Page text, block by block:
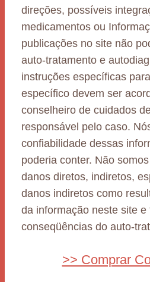
direções, possíveis
medicamentos ou
publicações no site não
auto-tratamento e
instruções específicas
específico devem ser
conselheiro de cuidados
responsável pelo caso.
confiabilidade dessas
poderia conter. Não
danos diretos, indiretos,
danos indiretos como
da informação neste site e
conseqüências do auto-
>> Comprar